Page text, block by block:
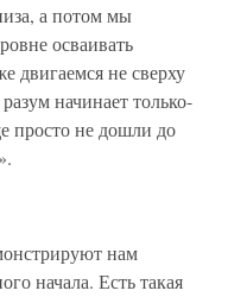
а потом мы
осваивать
двигаемся не сверху
начинает только-
просто не дошли до
нам
начала. Есть такая